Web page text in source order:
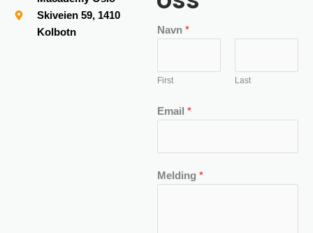
Skiveien 59, 1410
Kolbotn
Navn *
First Last
Email *
Melding *